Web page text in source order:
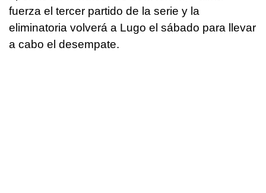
fuerza el tercer partido de la serie y la
eliminatoria volverá a Lugo el sábado para llevar
a cabo el desempate.